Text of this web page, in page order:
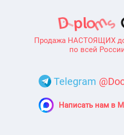
Продажа НАСТОЯЩИХ
по всей
Telegram
Написать нам в